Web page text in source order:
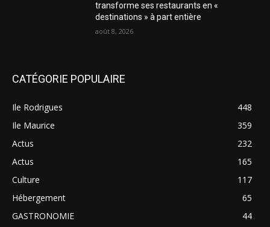
transforme ses restaurants en «
destinations » à part entière
août 8, 2026
CATÉGORIE POPULAIRE
Ile Rodrigues
448
Ile Maurice
359
Actus
232
Actus
165
Culture
117
Hébergement
65
GASTRONOMIE
44